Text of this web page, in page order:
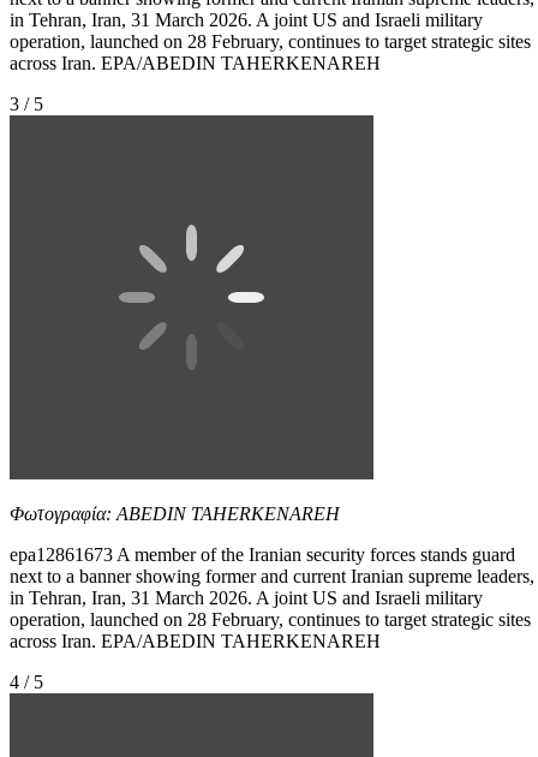
in Tehran, Iran, 31 March 2026. A joint US and Israeli military
operation, launched on 28 February, continues to target strategic sites
across Iran. EPA/ABEDIN TAHERKENAREH
3 / 5
Φωτογραφία: ABEDIN TAHERKENAREH
epa12861673 A member of the Iranian security forces stands guard
next to a banner showing former and current Iranian supreme leaders,
in Tehran, Iran, 31 March 2026. A joint US and Israeli military
operation, launched on 28 February, continues to target strategic sites
across Iran. EPA/ABEDIN TAHERKENAREH
4 / 5